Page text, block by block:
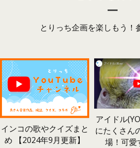
とりっち企画を楽しもう！
インコの歌やクイズまと
め 【2024年9月更新】
アイドル
にたくさん
場！可愛